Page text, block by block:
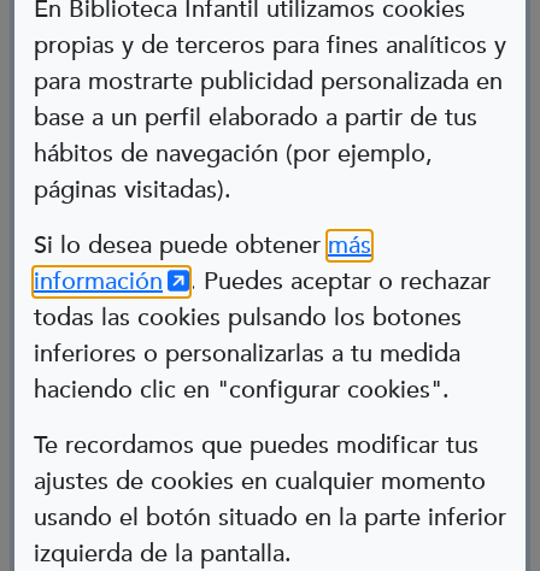
En Biblioteca Infantil utilizamos cookies
propias y de terceros para fines analíticos y
para mostrarte publicidad personalizada en
base a un perfil elaborado a partir de tus
hábitos de navegación (por ejemplo,
páginas visitadas).
Si lo desea puede obtener más
información (Abre en nueva ventana)
. Puedes aceptar o rechazar
todas las cookies pulsando los botones
inferiores o personalizarlas a tu medida
haciendo clic en "configurar cookies".
Te recordamos que puedes modificar tus
ajustes de cookies en cualquier momento
usando el botón situado en la parte inferior
izquierda de la pantalla.
Pablo García
Policía
Acondroplasia
Abre en nueva ventana